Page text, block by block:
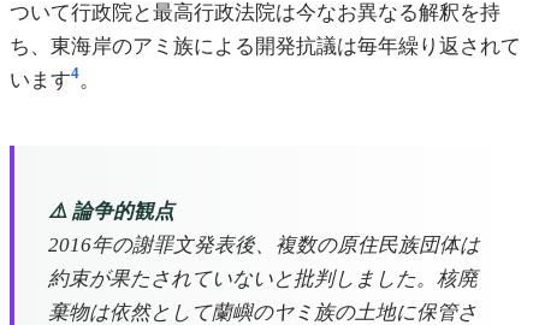
ついて行政院と最高行政法院は今なお異なる解釈を持
ち、東海岸のアミ族による開発抗議は毎年繰り返されて
います4。
⚠️ 論争的観点
2016年の謝罪文発表後、複数の原住民族団体は
約束が果たされていないと批判しました。核廃
棄物は依然として蘭嶼のヤミ族の土地に保管さ